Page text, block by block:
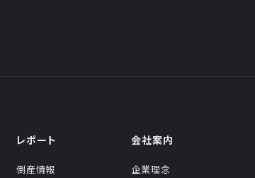
レポート
倒産情報
会社案内
企業理念